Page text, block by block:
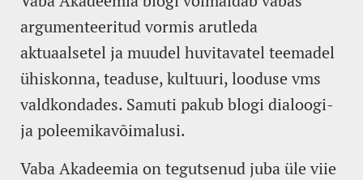
argumenteeritud vormis arutleda
aktuaalsetel ja muudel huvitavatel teemadel
ühiskonna, teaduse, kultuuri, looduse vms
valdkondades. Samuti pakub blogi dialoogi-
ja poleemikavõimalusi.
Vaba Akadeemia on tegutsenud juba üle viie